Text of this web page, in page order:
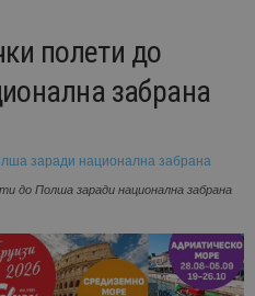
полети до
забрана
до Полша заради национална забрана